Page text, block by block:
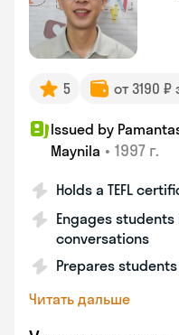
5 от 3190 ₽
Issued by
Maynila • 1997 г.
Holds a TEFL
Engages
conversations
Prepares
Читать дальше